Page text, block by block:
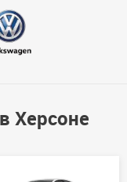
Херсоне